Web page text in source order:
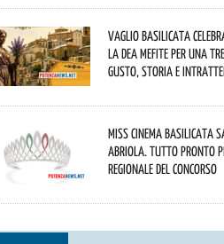
Vaglio Basilicata
la Dea Mefite per una
gusto, storia e
Miss Cinema Basilicata
Abriola. Tutto pronto
regionale del concorso